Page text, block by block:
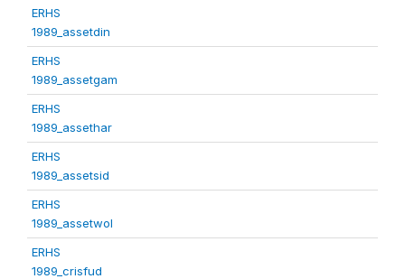
ERHS
1989_assetdin
ERHS
1989_assetgam
ERHS
1989_assethar
ERHS
1989_assetsid
ERHS
1989_assetwol
ERHS
1989_crisfud